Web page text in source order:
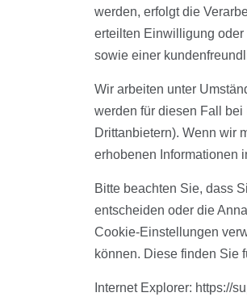
werden, erfolgt die
erteilten Einwilligung oder
sowie einer
Wir arbeiten unter
werden für diesen Fall
Drittanbietern). Wenn wir
erhobenen Informationen
Bitte beachten Sie, dass
entscheiden oder die
Cookie-Einstellungen
können. Diese finden Sie
Internet Explorer: https://